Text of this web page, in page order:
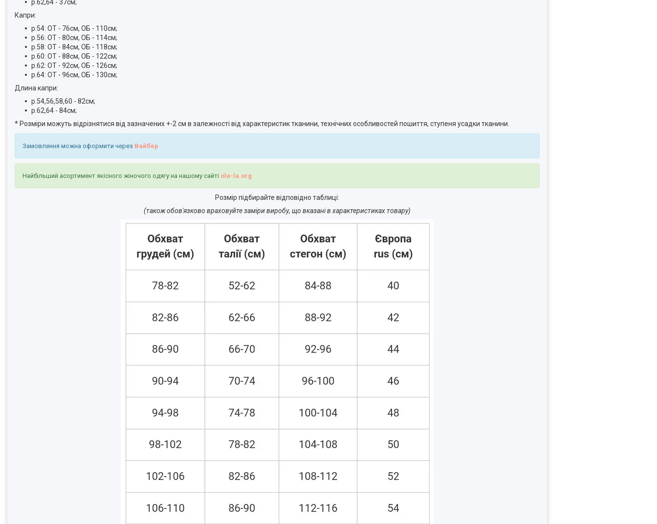
р.62,64 - 37см;
Капри:
р.54: ОТ - 76см, ОБ - 110см;
р.56: ОТ - 80см, ОБ - 114см;
р.58: ОТ - 84см, ОБ - 118см;
р.60: ОТ - 88см, ОБ - 122см;
р.62: ОТ - 92см, ОБ - 126см;
р.64: ОТ - 96см, ОБ - 130см;
Длина капри:
р.54,56,58,60 - 82см;
р.62,64 - 84см;
* Розміри можуть відрізнятися від зазначених +-2 см в залежності від характеристик тканини, технічних особливостей пошиття, ступеня усадки тканини.
Замовлення можна оформити через Вайбер
Найбільший асортимент якісного жіночого одягу на нашому сайті ola-la.org
Розмір підбирайте відповідно таблиці:
(також обов'язково враховуйте заміри виробу, що вказані в характеристиках товару)